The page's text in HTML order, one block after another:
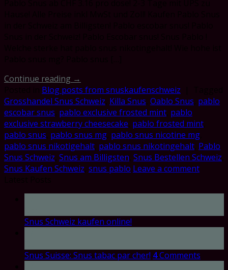
Continue reading →
Blog posts from snuskaufenschweiz
Grosshandel Snus Schweiz Killa Snus Oablo Snus pablo
escobar snus pablo exclusive frosted mint pablo
exclusive strawberry cheesecake pablo frosted mint
pablo snus pablo snus mg pablo snus nicotine mg
pablo snus nikotigehalt pablo snus nikotingehalt Pablo
Snus Schweiz Snus am Billigsten Snus Bestellen Schweiz
Snus Kaufen Schweiz snus pablo Leave a comment
Snus Schweiz kaufen online!
Snus Suisse: Snus tabac par cher! 4Comments